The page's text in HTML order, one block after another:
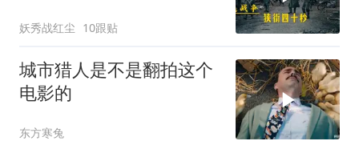
妖秀战红尘 10跟贴
城市猎人是不是翻拍这个
电影的
东方寒兔